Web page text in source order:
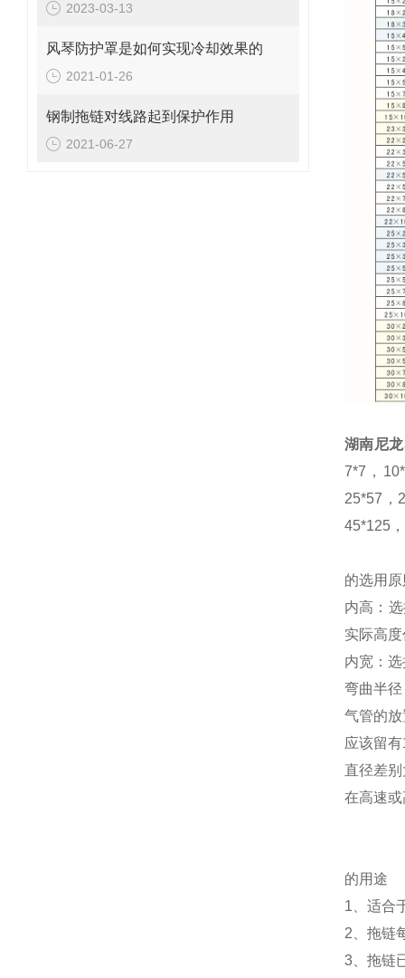
2023-03-13
风琴防护罩是如何实现冷却效果的
2021-01-26
钢制拖链对线路起到保护作用
2021-06-27
湖南尼
7*7，
25*57，
45*125
的选
内高：
实际高
内宽：
弯曲半
气管的
应该留
直径差
在高速
的用途
1、适合
2、拖链
3、拖链